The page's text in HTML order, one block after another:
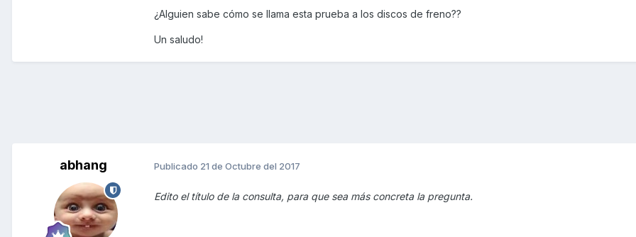
¿Alguien sabe cómo se llama esta prueba a los discos de freno??
Un saludo!
abhang Publicado 21 de Octubre del 2017
Edito el título de la consulta, para que sea más concreta la pregunta.